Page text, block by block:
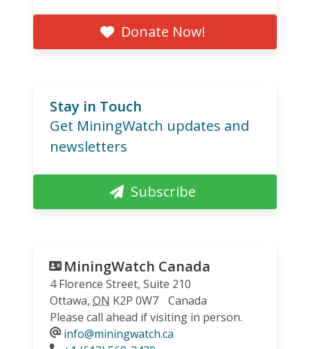
Donate Now!
Stay in Touch
Get MiningWatch updates and
newsletters
Subscribe
MiningWatch Canada
4 Florence Street, Suite 210
Ottawa, ON K2P 0W7
Canada
Please call ahead if visiting in person.
info@miningwatch.ca